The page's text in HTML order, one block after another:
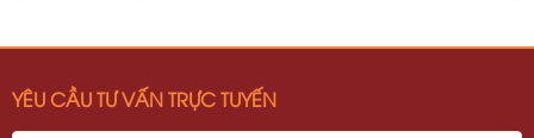
YÊU CẦU TƯ VẤN TRỰC TUYẾN